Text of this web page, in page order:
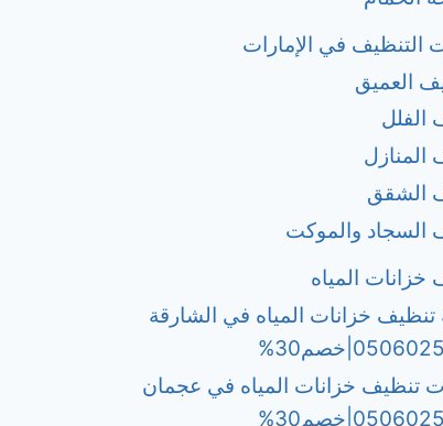
التنظيف في الإمارات
العميق
الفلل
المنازل
الشقق
السجاد والموكت
خزانات المياه
خزانات المياه في الشارقة
تنظيف خزانات المياه في عجمان